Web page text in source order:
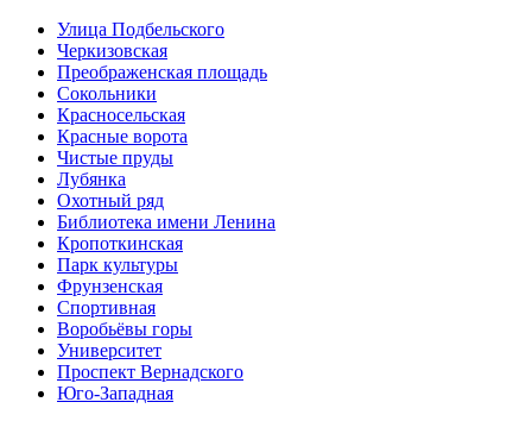
Улица Подбельского
Черкизовская
Преображенская площадь
Сокольники
Красносельская
Красные ворота
Чистые пруды
Лубянка
Охотный ряд
Библиотека имени Ленина
Кропоткинская
Парк культуры
Фрунзенская
Спортивная
Воробьёвы горы
Университет
Проспект Вернадского
Юго-Западная